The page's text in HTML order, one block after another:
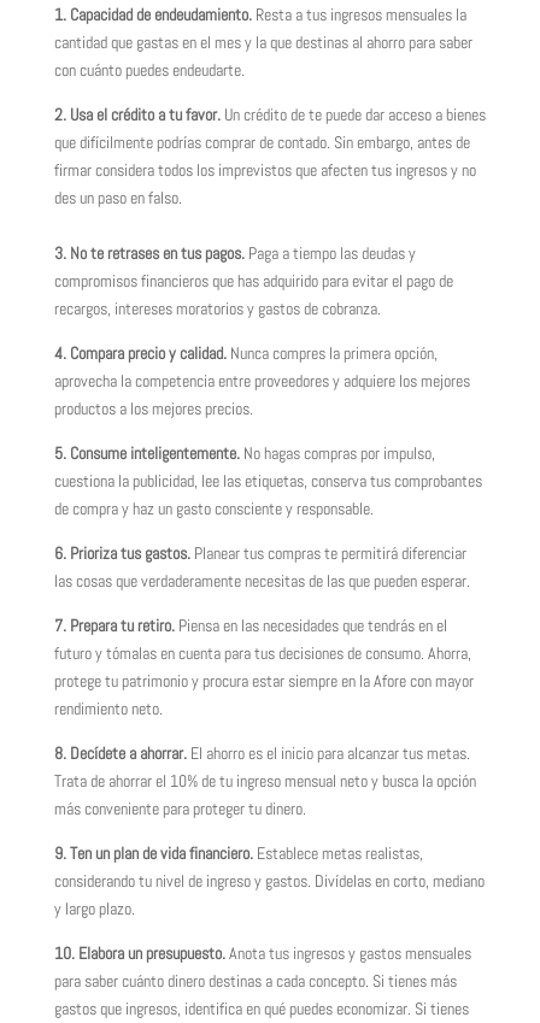
1. Capacidad de endeudamiento.Resta a tus ingresos mensuales la
cantidad que gastas en el mes y la que destinas al ahorro para saber
con cuánto puedes endeudarte.
2. Usa el crédito a tu favor.Un crédito de te puede dar acceso a bienes
que difícilmente podrías comprar de contado. Sin embargo, antes de
firmar considera todos los imprevistos que afecten tus ingresos y no
des un paso en falso.
3. No te retrases en tus pagos.Paga a tiempo las deudas y
compromisos financieros que has adquirido para evitar el pago de
recargos, intereses moratorios y gastos de cobranza.
4. Compara precio y calidad. Nunca compres la primera opción,
aprovecha la competencia entre proveedores y adquiere los mejores
productos a los mejores precios.
5. Consume inteligentemente.No hagas compras por impulso,
cuestiona la publicidad, lee las etiquetas, conserva tus comprobantes
de compra y haz un gasto consciente y responsable.
6. Prioriza tus gastos.Planear tus compras te permitirá diferenciar
las cosas que verdaderamente necesitas de las que pueden esperar.
7. Prepara tu retiro.Piensa en las necesidades que tendrás en el
futuro y tómalas en cuenta para tus decisiones de consumo. Ahorra,
protege tu patrimonio y procura estar siempre en la Afore con mayor
rendimiento neto.
8. Decídete a ahorrar.El ahorro es el inicio para alcanzar tus metas.
Trata de ahorrar el 10% de tu ingreso mensual neto y busca la opción
más conveniente para proteger tu dinero.
9. Ten un plan de vida financiero.Establece metas realistas,
considerando tu nivel de ingreso y gastos. Divídelas en corto, mediano
y largo plazo.
10. Elabora un presupuesto.Anota tus ingresos y gastos mensuales
para saber cuánto dinero destinas a cada concepto. Si tienes más
gastos que ingresos, identifica en qué puedes economizar. Si tienes